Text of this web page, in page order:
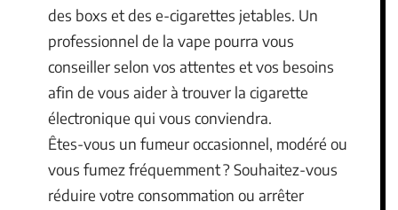
des boxs et des e-cigarettes jetables. Un
professionnel de la vape pourra vous
conseiller selon vos attentes et vos besoins
afin de vous aider à trouver la cigarette
électronique qui vous conviendra.
Êtes-vous un fumeur occasionnel, modéré ou
vous fumez fréquemment ? Souhaitez-vous
réduire votre consommation ou arrêter